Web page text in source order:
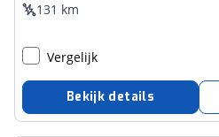
131 km
Vergelijk
Bekijk details